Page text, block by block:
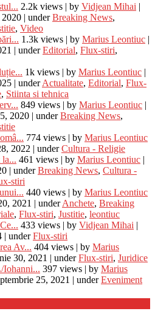
2.2k views | by Vidjean Mihai |
2020 | underBreaking News,
, Video
1.3k views | by Marius Leontiuc |
| underEditorial, Flux-stiri,
1k views | by Marius Leontiuc |
| underActualitate, Editorial, Flux-
, Stiinta si tehnica
849 views | by Marius Leontiuc |
2020 | underBreaking News,
774 views | by Marius Leontiuc
2022 | underCultura - Religie
461 views | by Marius Leontiuc |
| underBreaking News, Cultura -
stiri
440 views | by Marius Leontiuc
2021 | underAnchete, Breaking
, Flux-stiri, Justitie, leontiuc
433 views | by Vidjean Mihai |
| underFlux-stiri
Av... 404 views | by Marius
30, 2021 | underFlux-stiri, Juridice
397 views | by Marius
25, 2021 | underEveniment